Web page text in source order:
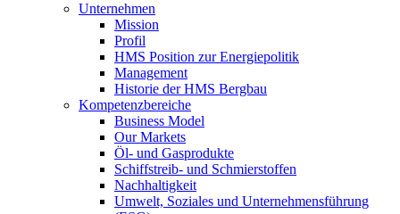
Unternehmen
Mission
Profil
HMS Position zur Energiepolitik
Management
Historie der HMS Bergbau
Kompetenzbereiche
Business Model
Our Markets
Öl- und Gasprodukte
Schiffstreib- und Schmierstoffen
Nachhaltigkeit
Umwelt, Soziales und Unternehmensführung